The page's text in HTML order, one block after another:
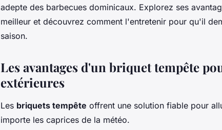
adepte des barbecues dominicaux. Explorez ses
meilleur et découvrez comment l'entretenir pour qu'il
saison.
Les avantages d'un briquet tempête
extérieures
Les briquets tempête offrent une solution fiable pour
importe les caprices de la météo.